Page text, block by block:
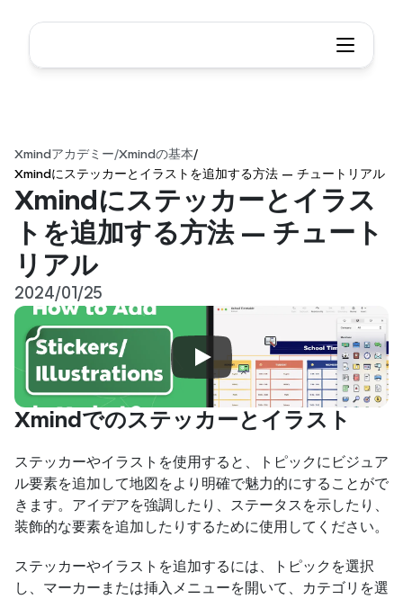
Xmindアカデミー/Xmindの基本/
Xmindにステッカーとイラストを追加する方法 — チュートリアル
Xmindにステッカーとイラス
トを追加する方法 — チュート
リアル
2024/01/25
Xmindでのステッカーとイラスト
ステッカーやイラストを使用すると、トピックにビジュア
ル要素を追加して地図をより明確で魅力的にすることがで
きます。アイデアを強調したり、ステータスを示したり、
装飾的な要素を追加したりするために使用してください。
ステッカーやイラストを追加するには、トピックを選択
し、マーカーまたは挿入メニューを開いて、カテゴリを選